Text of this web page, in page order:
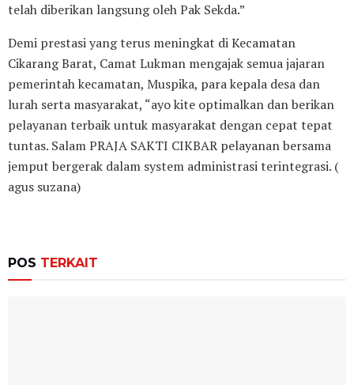
telah diberikan langsung oleh Pak Sekda.”
Demi prestasi yang terus meningkat di Kecamatan
Cikarang Barat, Camat Lukman mengajak semua jajaran
pemerintah kecamatan, Muspika, para kepala desa dan
lurah serta masyarakat, “ayo kite optimalkan dan berikan
pelayanan terbaik untuk masyarakat dengan cepat tepat
tuntas. Salam PRAJA SAKTI CIKBAR pelayanan bersama
jemput bergerak dalam system administrasi terintegrasi. (
agus suzana)
POS TERKAIT